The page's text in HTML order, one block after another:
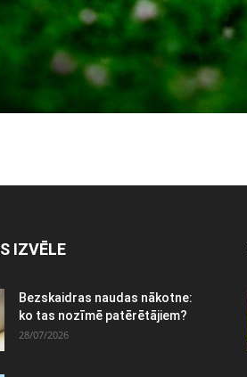
IZVĒLE
Bezskaidras naudas nākotne:
ko tas nozīmē patērētājiem?
28/07/2026